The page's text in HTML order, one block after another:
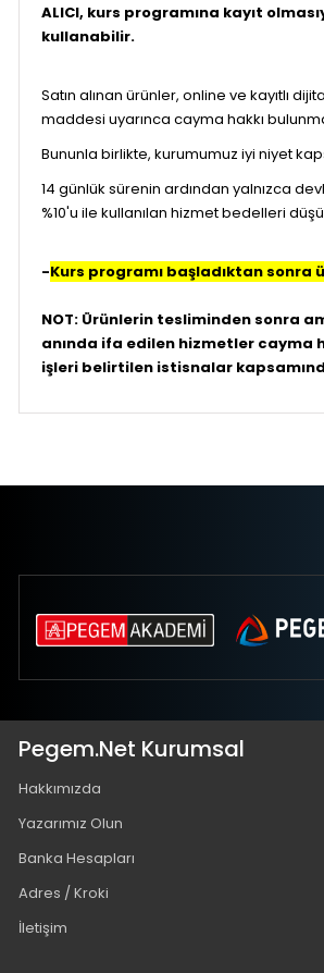
ALICI, kurs programına kayıt
kullanabilir.
Satın alınan ürünler, online ve kayıtlı
maddesi uyarınca cayma hakkı
Bununla birlikte, kurumumuz iyi niyet
14 günlük sürenin ardından yalnızca
%10'u ile kullanılan hizmet bedelleri
-Kurs programı başladıktan sonra
NOT: Ürünlerin tesliminden sonra
anında ifa edilen hizmetler cayma
işleri belirtilen istisnalar
Pegem.Net Kurumsal
Hakkımızda
Yazarımız Olun
Banka Hesapları
Adres / Kroki
İletişim